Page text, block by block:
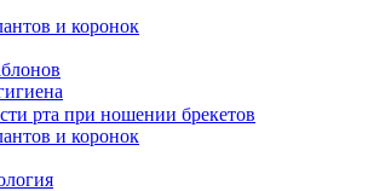
и коронок
рта при ношении брекетов
и коронок